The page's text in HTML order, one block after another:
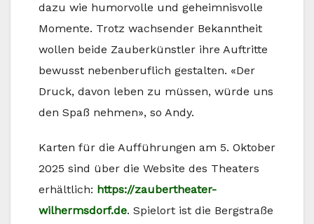
dazu wie humorvolle und geheimnisvolle
Momente. Trotz wachsender Bekanntheit
wollen beide Zauberkünstler ihre Auftritte
bewusst nebenberuflich gestalten. «Der
Druck, davon leben zu müssen, würde uns
den Spaß nehmen», so Andy.
Karten für die Aufführungen am 5. Oktober
2025 sind über die Website des Theaters
erhältlich: https://zaubertheater-
wilhermsdorf.de. Spielort ist die Bergstraße